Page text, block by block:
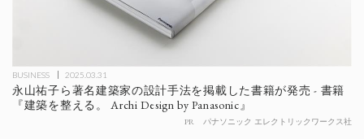
BUSINESS 2025.03.31
永山祐子ら著名建築家の設計手法を掲載した書籍が発売 - 書籍
『建築を整える。 Archi Design by Panasonic』
PR パナソニック エレクトリックワークス社